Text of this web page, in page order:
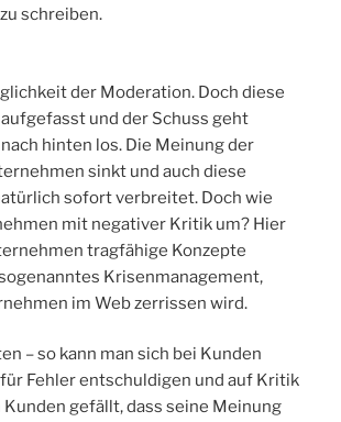
schreiben.
der Moderation. Doch diese
und der Schuss geht
hinten los. Die Meinung der
sinkt und auch diese
sofort verbreitet. Doch wie
mit negativer Kritik um? Hier
tragfähige Konzepte
Krisenmanagement,
im Web zerrissen wird.
– so kann man sich bei Kunden
Fehler entschuldigen und auf Kritik
Kunden gefällt, dass seine Meinung